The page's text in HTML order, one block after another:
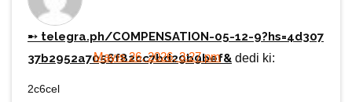
➸ telegra.ph/COMPENSATION-05-12-9?hs=4d307
37b2952a7056f82cc7bd29b9bef& dedi ki:
Mayıs 26, 2026, 3:27 pm
2c6cel